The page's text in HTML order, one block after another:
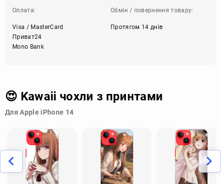
Оплата:
Visa / MasterCard
Приват24
Mono Bank
Обмін / повернення товару:
Протягом 14 днів
😍 Kawaii чохли з принтами
Для Apple iPhone 14